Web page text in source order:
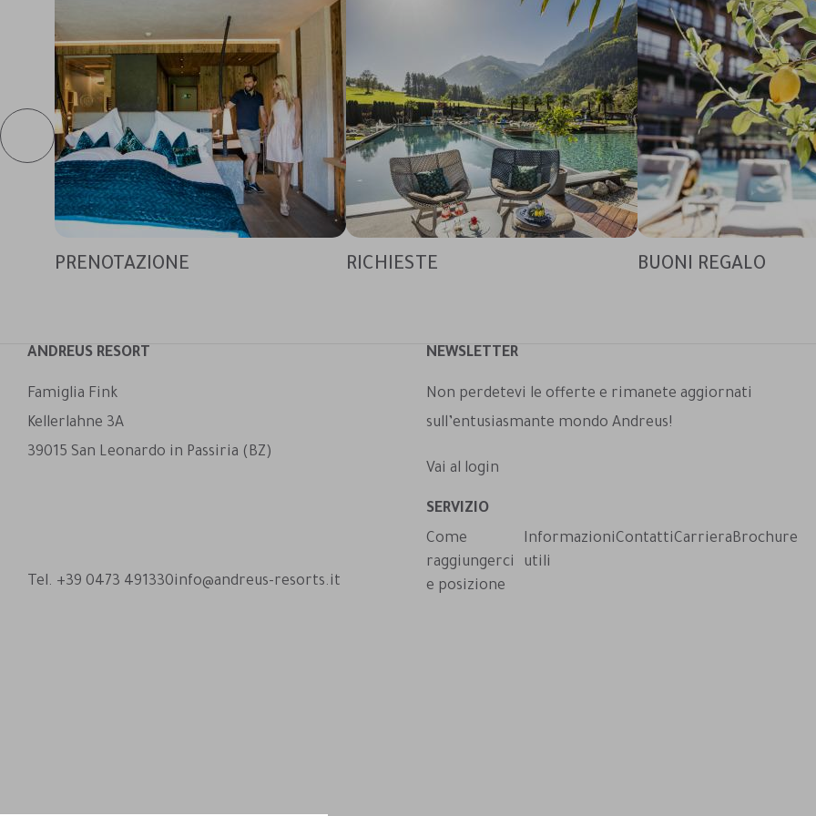
PRENOTAZIONE RICHIESTE BUONI REGALO
ANDREUS RESORT
Famiglia Fink
Kellerlahne 3A
39015 San Leonardo in Passiria (BZ)
Tel. +39 0473 491330info@andreus-resorts.it
NEWSLETTER
Non perdetevi le offerte e rimanete aggiornati
sull’entusiasmante mondo Andreus!
Vai al login
SERVIZIO
Come
raggiungerci
e posizione
Informazioni
utili
ContattiCarrieraBrochure